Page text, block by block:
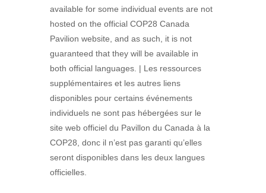
available for some individual events are not
hosted on the official COP28 Canada
Pavilion website, and as such, it is not
guaranteed that they will be available in
both official languages. | Les ressources
supplémentaires et les autres liens
disponibles pour certains événements
individuels ne sont pas hébergées sur le
site web officiel du Pavillon du Canada à la
COP28, donc il n’est pas garanti qu’elles
seront disponibles dans les deux langues
officielles.